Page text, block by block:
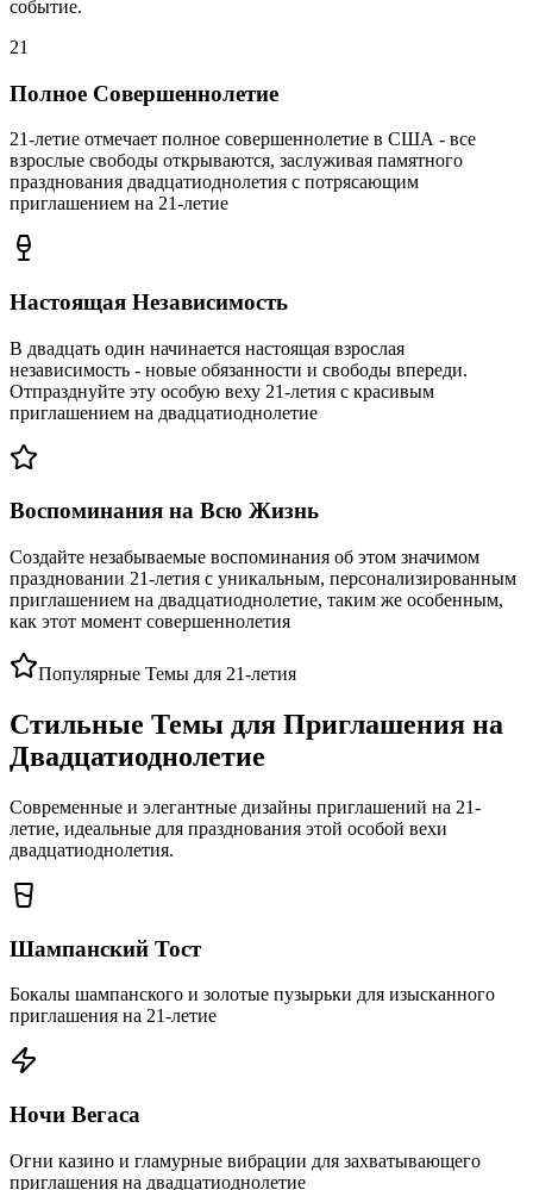
событие.
21
Полное Совершеннолетие
21-летие отмечает полное совершеннолетие в США - все
взрослые свободы открываются, заслуживая памятного
празднования двадцатиоднолетия с потрясающим
приглашением на 21-летие
Настоящая Независимость
В двадцать один начинается настоящая взрослая
независимость - новые обязанности и свободы впереди.
Отпразднуйте эту особую веху 21-летия с красивым
приглашением на двадцатиоднолетие
Воспоминания на Всю Жизнь
Создайте незабываемые воспоминания об этом значимом
праздновании 21-летия с уникальным, персонализированным
приглашением на двадцатиоднолетие, таким же особенным,
как этот момент совершеннолетия
Популярные Темы для 21-летия
Стильные Темы для Приглашения на
Двадцатиоднолетие
Современные и элегантные дизайны приглашений на 21-
летие, идеальные для празднования этой особой вехи
двадцатиоднолетия.
Шампанский Тост
Бокалы шампанского и золотые пузырьки для изысканного
приглашения на 21-летие
Ночи Вегаса
Огни казино и гламурные вибрации для захватывающего
приглашения на двадцатиоднолетие